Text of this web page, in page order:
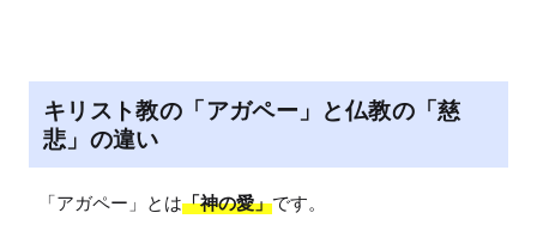
キリスト教の「アガペー」と仏教の「慈
悲」の違い
「アガペー」とは「神の愛」です。